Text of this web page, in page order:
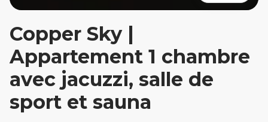
Copper Sky |
Appartement 1 chambre
avec jacuzzi, salle de
sport et sauna